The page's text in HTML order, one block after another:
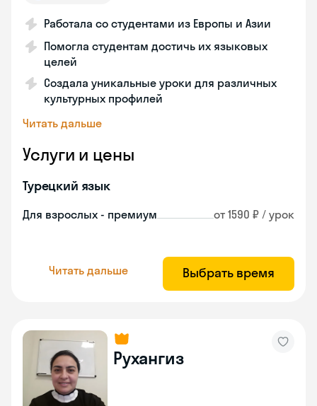
Работала со студентами из Европы и Азии
Помогла студентам достичь их языковых
целей
Создала уникальные уроки для различных
культурных профилей
Читать дальше
Услуги и цены
Турецкий язык
Для взрослых - премиум от 1590 ₽ / урок
Читать дальше Выбрать время
Рухангиз